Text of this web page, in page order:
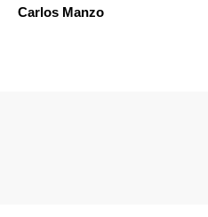
Carlos Manzo